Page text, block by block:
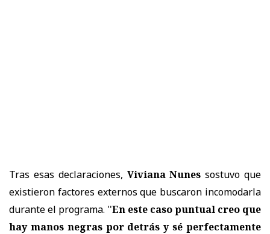
Tras esas declaraciones, Viviana Nunes sostuvo que
existieron factores externos que buscaron incomodarla
durante el programa. ''En este caso puntual creo que
hay manos negras por detrás y sé perfectamente